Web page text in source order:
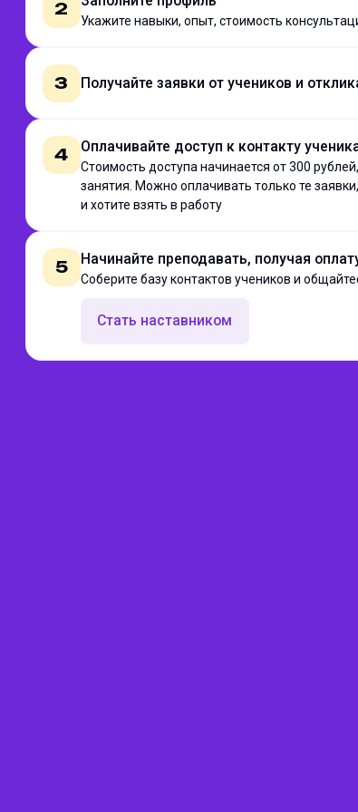
2
Укажите навыки, опыт, стоимость
3 Получайте заявки от учеников и
4 Оплачивайте доступ к контакту
Стоимость доступа начинается от 300
занятия. Можно оплачивать только те
и хотите взять в работу
5 Начинайте преподавать, получая
Соберите базу контактов учеников и
Стать наставником